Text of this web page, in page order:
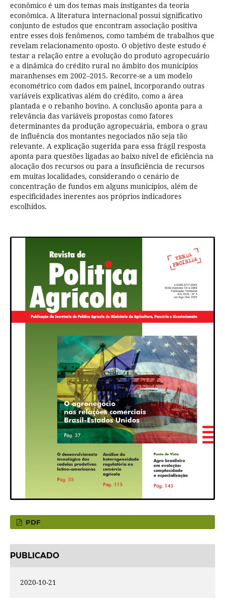
econômico é um dos temas mais instigantes da teoria
econômica. A literatura internacional possui significativo
conjunto de estudos que encontram associação positiva
entre esses dois fenômenos, como também de trabalhos que
revelam relacionamento oposto. O objetivo deste estudo é
testar a relação entre a evolução do produto agropecuário
e a dinâmica do crédito rural no âmbito dos municípios
maranhenses em 2002–2015. Recorre-se a um modelo
econométrico com dados em painel, incorporando outras
variáveis explicativas além do crédito, como a área
plantada e o rebanho bovino. A conclusão aponta para a
relevância das variáveis propostas como fatores
determinantes da produção agropecuária, embora o grau
de influência dos montantes negociados não seja tão
relevante. A explicação sugerida para essa frágil resposta
aponta para questões ligadas ao baixo nível de eficiência na
alocação dos recursos ou para a insuficiência de recursos
em muitas localidades, considerando o cenário de
concentração de fundos em alguns municípios, além de
especificidades inerentes aos próprios indicadores
escolhidos.
PDF
PUBLICADO
2020-10-21